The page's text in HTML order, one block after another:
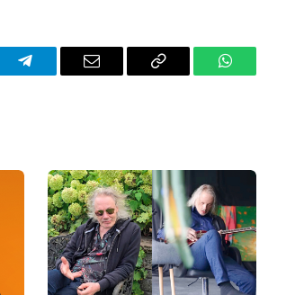
Telegram Email
Copy
WhatsApp